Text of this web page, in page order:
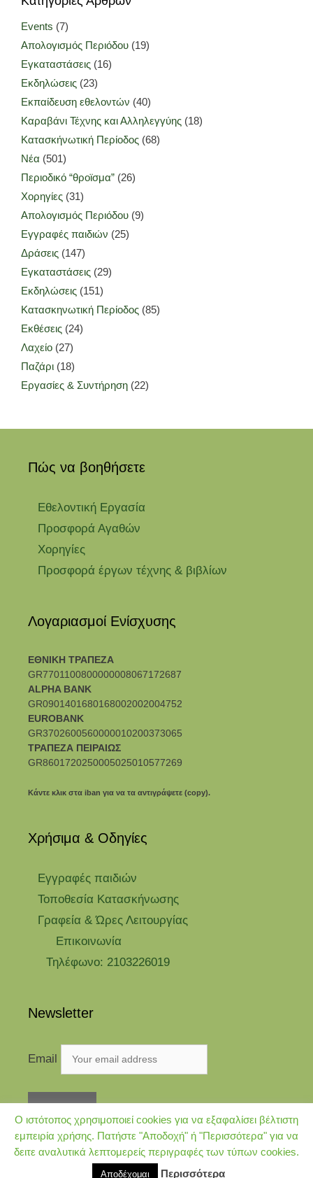
Events (7)
Απολογισμός Περιόδου (19)
Εγκαταστάσεις (16)
Εκδηλώσεις (23)
Εκπαίδευση εθελοντών (40)
Καραβάνι Τέχνης και Αλληλεγγύης (18)
Κατασκήνωτική Περίοδος (68)
Νέα (501)
Περιοδικό “θροϊσμα” (26)
Χορηγίες (31)
Απολογισμός Περιόδου (9)
Εγγραφές παιδιών (25)
Δράσεις (147)
Εγκαταστάσεις (29)
Εκδηλώσεις (151)
Κατασκηνωτική Περίοδος (85)
Εκθέσεις (24)
Λαχείο (27)
Παζάρι (18)
Εργασίες & Συντήρηση (22)
Πώς να βοηθήσετε
Εθελοντική Εργασία
Προσφορά Αγαθών
Χορηγίες
Προσφορά έργων τέχνης & βιβλίων
Λογαριασμοί Ενίσχυσης
ΕΘΝΙΚΗ ΤΡΑΠΕΖΑ
GR7701100800000008067172687
ALPHA BANK
GR0901401680168002002004752
EUROBANK
GR3702600560000010200373065
ΤΡΑΠΕΖΑ ΠΕΙΡΑΙΩΣ
GR8601720250005025010577269
Κάντε κλικ στα iban για να τα αντιγράψετε (copy).
Χρήσιμα & Οδηγίες
Eγγραφές παιδιών
Τοποθεσία Κατασκήνωσης
Γραφεία & Ώρες Λειτουργίας
Επικοινωνία
Τηλέφωνο: 2103226019
Newsletter
Email
© 2026 Kataskinosi.gr• Φτιαγμένο μεGeneratePress
Ο ιστότοπος χρησιμοποιεί cookies για να εξαφαλίσει βέλτιστη
εμπειρία χρήσης. Πατήστε "Αποδοχή" ή "Περισσότερα" για να
δειτε αναλυτικά λεπτομερείς περιγραφές των τύπων cookies.
Αποδέχομαι Περισσότερα